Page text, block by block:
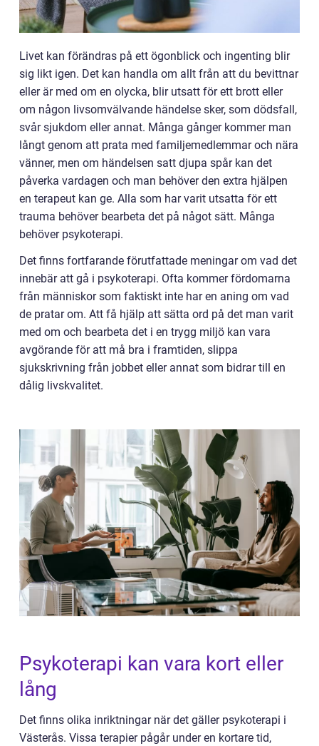
Livet kan förändras på ett ögonblick och ingenting blir
sig likt igen. Det kan handla om allt från att du bevittnar
eller är med om en olycka, blir utsatt för ett brott eller
om någon livsomvälvande händelse sker, som dödsfall,
svår sjukdom eller annat. Många gånger kommer man
långt genom att prata med familjemedlemmar och nära
vänner, men om händelsen satt djupa spår kan det
påverka vardagen och man behöver den extra hjälpen
en terapeut kan ge. Alla som har varit utsatta för ett
trauma behöver bearbeta det på något sätt. Många
behöver psykoterapi.
Det finns fortfarande förutfattade meningar om vad det
innebär att gå i psykoterapi. Ofta kommer fördomarna
från människor som faktiskt inte har en aning om vad
de pratar om. Att få hjälp att sätta ord på det man varit
med om och bearbeta det i en trygg miljö kan vara
avgörande för att må bra i framtiden, slippa
sjukskrivning från jobbet eller annat som bidrar till en
dålig livskvalitet.
Psykoterapi kan vara kort eller
lång
Det finns olika inriktningar när det gäller psykoterapi i
Västerås. Vissa terapier pågår under en kortare tid,